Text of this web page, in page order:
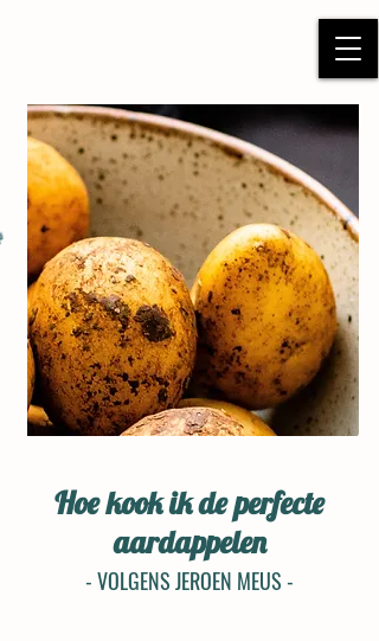
Hoe kook ik de perfecte
aardappelen
- VOLGENS JEROEN MEUS -